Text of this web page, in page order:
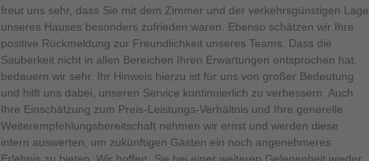
freut uns sehr, dass Sie mit dem Zimmer und der verkehrsgünstigen Lage
unseres Hauses besonders zufrieden waren. Ebenso schätzen wir Ihre
positive Rückmeldung zur Freundlichkeit unseres Teams. Dass die
Sauberkeit nicht in allen Bereichen Ihren Erwartungen entsprochen hat,
bedauern wir sehr. Ihr Hinweis hierzu ist für uns von großer Bedeutung
und hilft uns dabei, unseren Service kontinuierlich zu verbessern. Auch
Ihre Einschätzung zum Preis-Leistungs-Verhältnis und Ihre generelle
Weiterempfehlungsbereitschaft nehmen wir ernst und werden diese
intern auswerten, um zukünftigen Gästen ein noch angenehmeres
Erlebnis zu bieten. Wir hoffen, Sie bei einer weiteren Gelegenheit wieder